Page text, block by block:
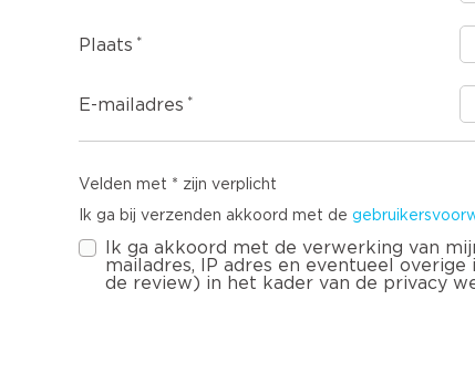
Plaats
E-mailadres
Velden met * zijn verplicht
Ik ga bij verzenden akkoord met de
Ik ga akkoord met de verwerking van
mailadres, IP adres en eventueel
de review) in het kader van de privacy